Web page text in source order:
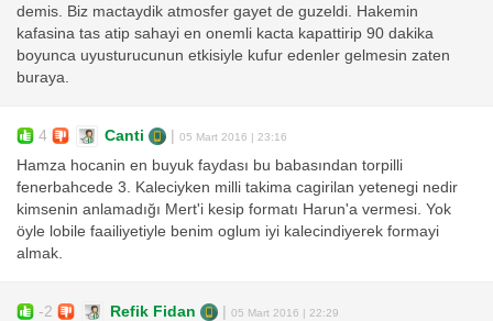
demis. Biz mactaydik atmosfer gayet de guzeldi. Hakemin
kafasina tas atip sahayi en onemli kacta kapattirip 90 dakika
boyunca uyusturucunun etkisiyle kufur edenler gelmesin zaten
buraya.
4 Canti 05 Mart 2016 | 23:16
Hamza hocanin en buyuk faydası bu babasından torpilli
fenerbahcede 3. Kaleciyken milli takima cagirilan yetenegi nedir
kimsenin anlamadığı Mert'i kesip formatı Harun'a vermesi. Yok
öyle lobile faailiyetiyle benim oglum iyi kalecindiyerek formayi
almak.
-2 Refik Fidan 05 Mart 2016 | 22:29